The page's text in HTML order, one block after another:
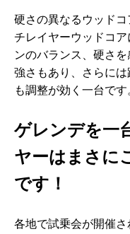
硬さの異なるウッド
チレイヤーウッドコ
ンのバランス、硬さ
強さもあり、さらに
も調整が効く一台です
ゲレンデを一
ヤーはまさに
です！
各地で試乗会が開催